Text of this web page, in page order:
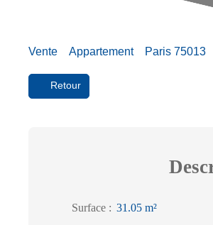
Vente Appartement Paris 75013
Retour
Surface : 31.05 m²